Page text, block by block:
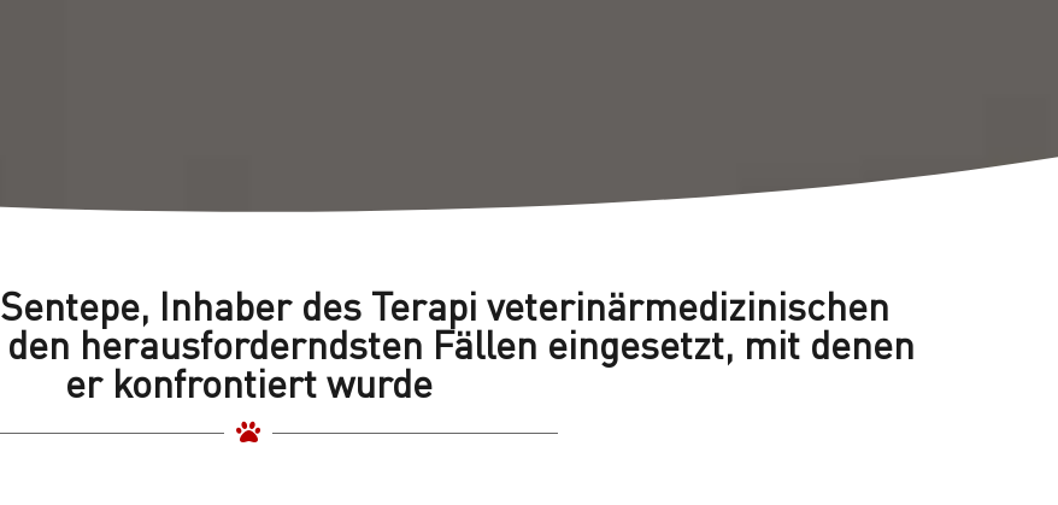
Inhaber des Terapi veterinärmedizinischen
herausforderndsten Fällen eingesetzt, mit denen
er konfrontiert wurde